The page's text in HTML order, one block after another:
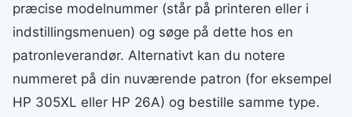
præcise modelnummer (står på printeren eller i
indstillingsmenuen) og søge på dette hos en
patronleverandør. Alternativt kan du notere
nummeret på din nuværende patron (for eksempel
HP 305XL eller HP 26A) og bestille samme type.